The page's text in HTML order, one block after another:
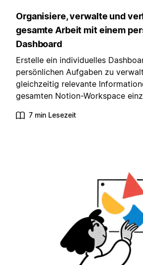
Organisiere, verwalte und
gesamte Arbeit mit einem
Dashboard
Erstelle ein individuelles
persönlichen Aufgaben zu
gleichzeitig relevante
gesamten Notion-Workspace
7 min Lesezeit